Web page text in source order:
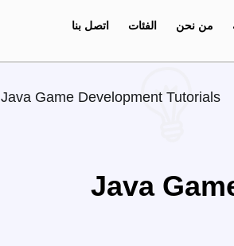
من نحن الفئات اتصل بنا
Java Game Development Tutorials
Java